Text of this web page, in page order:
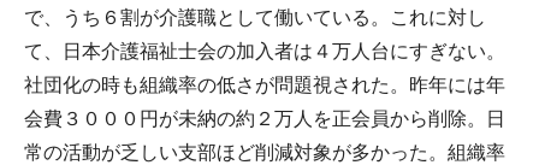
で、うち６割が介護職として働いている。これに対し
て、日本介護福祉士会の加入者は４万人台にすぎない。
社団化の時も組織率の低さが問題視された。昨年には年
会費３０００円が未納の約２万人を正会員から削除。日
常の活動が乏しい支部ほど削減対象が多かった。組織率